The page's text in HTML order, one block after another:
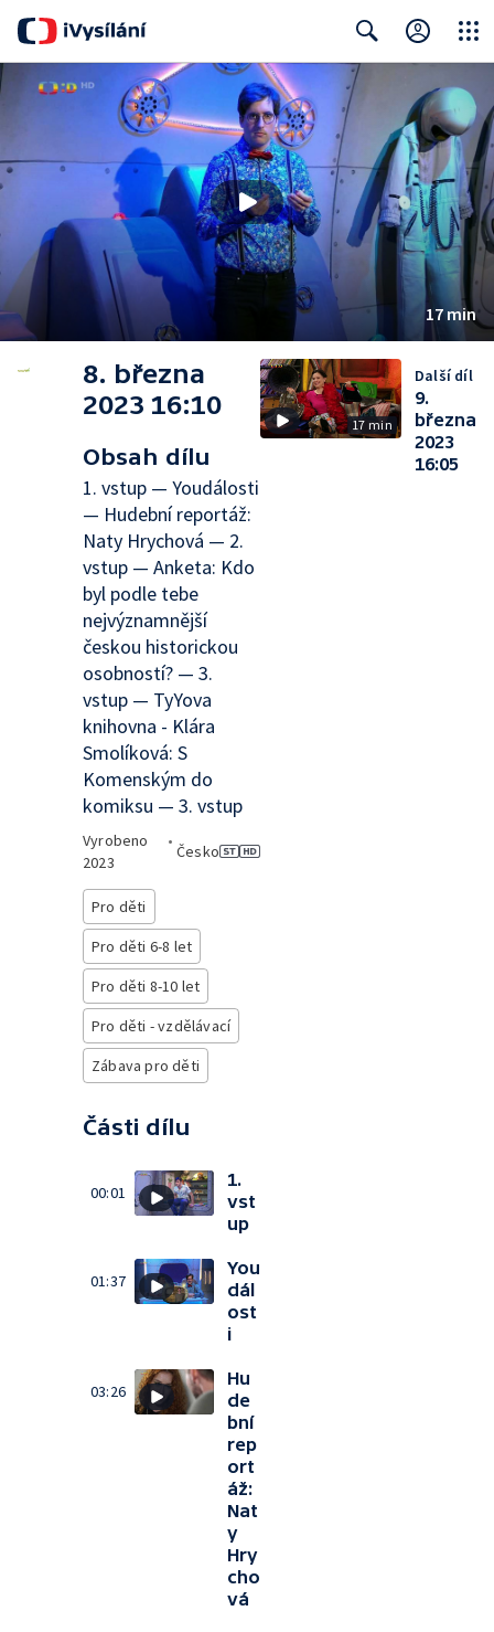
Search
17 min
8. března
2023 16:10
Obsah dílu
1. vstup — Youdálosti
— Hudební reportáž:
Naty Hrychová — 2.
vstup — Anketa: Kdo
byl podle tebe
nejvýznamnější
českou historickou
osobností? — 3.
vstup — TyYova
knihovna - Klára
Smolíková: S
Komenským do
komiksu — 3. vstup
Vyrobeno
2023
•
Česko
Pro děti
Pro děti 6-8 let
Pro děti 8-10 let
Pro děti - vzdělávací
Zábava pro děti
Části dílu
00:01
1.
vst
up
01:37
You
dál
ost
i
03:26
Hu
de
bní
rep
ort
áž:
Nat
y
Hry
cho
vá
17 min
Další díl
9.
března
2023
16:05